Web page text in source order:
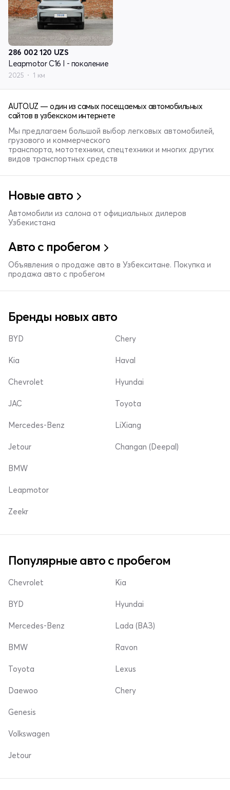
286 002 120 UZS
Leapmotor C16 I - поколение
2025 1 км
AUTO.UZ — один из самых посещаемых автомобильных
сайтов в узбекском интернете
Мы предлагаем большой выбор легковых автомобилей,
грузового и коммерческого
транспорта, мототехники, спецтехники и многих других
видов транспортных средств
Новые авто
Автомобили из салона от официальных дилеров
Узбекистана
Авто с пробегом
Объявления о продаже авто в Узбекситане. Покупка и
продажа авто с пробегом
Бренды новых авто
BYD
Kia
Chevrolet
Chery
Haval
Hyundai
JAC
Mercedes-Benz
Jetour
Toyota
LiXiang
Changan (Deepal)
BMW
Leapmotor
Zeekr
Популярные авто с пробегом
Chevrolet
BYD
Mercedes-Benz
Kia
Hyundai
Lada (ВАЗ)
BMW
Toyota
Daewoo
Ravon
Lexus
Chery
Genesis
Volkswagen
Jetour